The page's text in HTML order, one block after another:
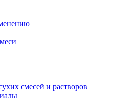
смесей и растворов